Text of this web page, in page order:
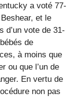
a voté 77-
et le
d’un vote de 31-
de
à moins que
ou que l’un de
En vertu de
non pas